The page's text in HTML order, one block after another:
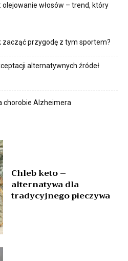
olejowanie włosów – trend, który
zacząć przygodę z tym sportem?
alternatywnych źródeł
chorobie Alzheimera
Chleb keto –
alternatywa dla
tradycyjnego pieczywa